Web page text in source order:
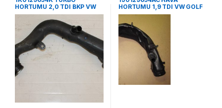
HORTUMU 2,0 TDI BKP VW
TOURAN AUDI A3
HORTUMU 1,9 TDI VW GOLF
IV/ SKODA OCTAVIA